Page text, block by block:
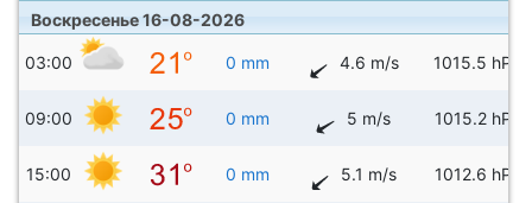
Воскресенье 16-08-2026
03:00 0 mm 4.6 m/s 1015.5 hPa
09:00 0 mm 5 m/s 1015.2 hPa
15:00 0 mm 5.1 m/s 1012.6 hPa